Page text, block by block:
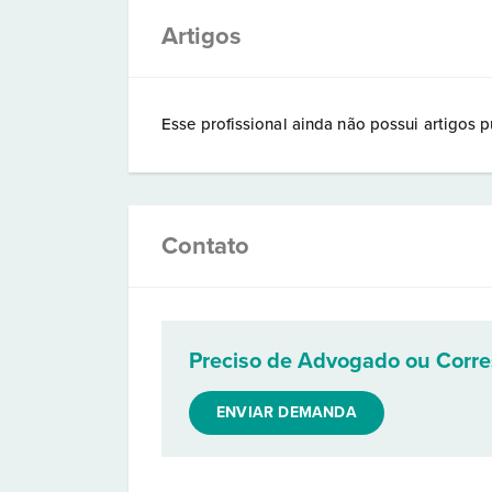
Artigos
Esse profissional ainda não possui artigos
Contato
Preciso de Advogado ou
ENVIAR DEMANDA